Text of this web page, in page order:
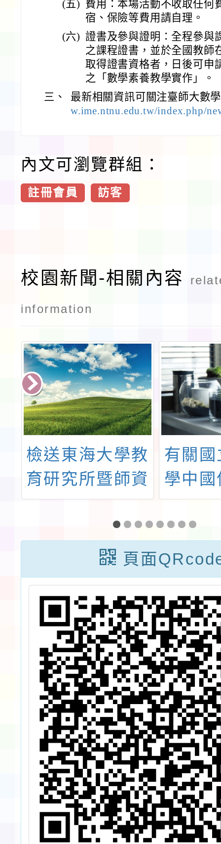
(五) 費用：本場活動不收取任何
宿、保險等費用請自理。
(六) 證書及參與證明：全程參與
之課程證書，並於全國教師
取得證書資格者，日後可申
之「數學素養教學實作」。
三、
最新相關資訊可關注臺師大數
w.ime.ntnu.edu.tw/index.php/
內文可瀏覽群組：
註冊會員 訪客
校園新聞-相關內容
information
檢送東海大學教
育研究所暨師資
培育中心辦理
「東海大學
2026第十七屆
教育專業發展學
術研討會— 提
升教師情緒領導
力與AI賦能的素
養導向教學」研
討會徵稿相關資
料一案，請查
照。
有關
學中
基金
庭研
「合
用於
生活
學與
實踐
一案
知與
躍報
請准
出席
頁面